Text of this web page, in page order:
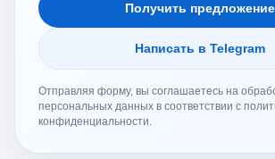
Получить предложение
Написать в Telegram
Отправляя форму, вы соглашаетесь на
персональных данных в соответствии с
конфиденциальности.